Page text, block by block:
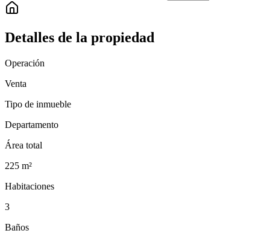
Detalles de la propiedad
Operación
Venta
Tipo de inmueble
Departamento
Área total
225 m²
Habitaciones
3
Baños